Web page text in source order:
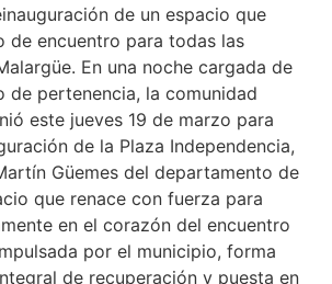
de un espacio que
de encuentro para todas las
En una noche cargada de
de pertenencia, la comunidad
este jueves 19 de marzo para
de la Plaza Independencia,
Güemes del departamento de
que renace con fuerza para
en el corazón del encuentro
por el municipio, forma
de recuperación y puesta en